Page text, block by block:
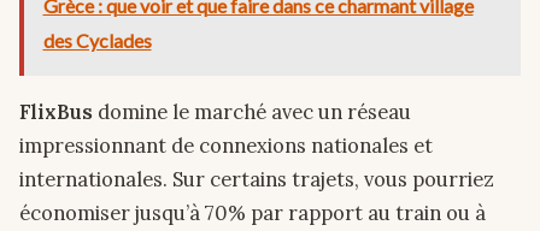
Grèce : que voir et que faire dans ce charmant village
des Cyclades
FlixBus domine le marché avec un réseau
impressionnant de connexions nationales et
internationales. Sur certains trajets, vous pourriez
économiser jusqu’à 70% par rapport au train ou à